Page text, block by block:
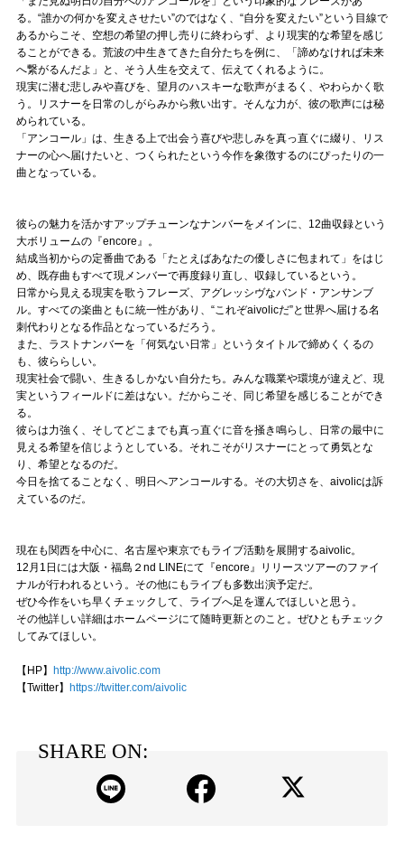
る。“誰かの何かを変えさせたい”のではなく、“自分を変えたい”という目線で
あるからこそ、空想の希望の押し売りに終わらず、より現実的な希望を感じ
ることができる。荒波の中生きてきた自分たちを例に、「諦めなければ未来
へ繋がるんだよ」と、そう人生を交えて、伝えてくれるように。
現実に潜む悲しみや喜びを、望月のハスキーな歌声がまるく、やわらかく歌
う。リスナーを日常のしがらみから救い出す。そんな力が、彼の歌声には秘
められている。
「アンコール」は、生きる上で出会う喜びや悲しみを真っ直ぐに綴り、リス
ナーの心へ届けたいと、つくられたという今作を象徴するのにぴったりの一
曲となっている。
彼らの魅力を活かすアップチューンなナンバーをメインに、12曲収録という
大ボリュームの『encore』。
結成当初からの定番曲である「たとえばあなたの優しさに包まれて」をはじ
め、既存曲もすべて現メンバーで再度録り直し、収録しているという。
日常から見える現実を歌うフレーズ、アグレッシヴなバンド・アンサンブ
ル。すべての楽曲ともに統一性があり、“これぞaivolicだ”と世界へ届ける名
刺代わりとなる作品となっているだろう。
また、ラストナンバーを「何気ない日常」というタイトルで締めくくるの
も、彼ららしい。
現実社会で闘い、生きるしかない自分たち。みんな職業や環境が違えど、現
実というフィールドに差はない。だからこそ、同じ希望を感じることができ
る。
彼らは力強く、そしてどこまでも真っ直ぐに音を掻き鳴らし、日常の最中に
見える希望を信じようとしている。それこそがリスナーにとって勇気とな
り、希望となるのだ。
今日を捨てることなく、明日へアンコールする。その大切さを、aivolicは訴
えているのだ。
現在も関西を中心に、名古屋や東京でもライブ活動を展開するaivolic。
12月1日には大阪・福島２nd LINEにて『encore』リリースツアーのファイ
ナルが行われるという。その他にもライブも多数出演予定だ。
ぜひ今作をいち早くチェックして、ライブへ足を運んでほしいと思う。
その他詳しい詳細はホームページにて随時更新とのこと。ぜひともチェック
してみてほしい。
【HP】 http://www.aivolic.com
【Twitter】 https://twitter.com/aivolic
SHARE ON: